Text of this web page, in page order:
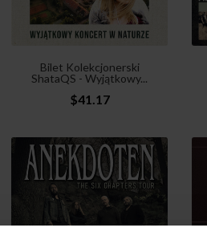
Bilet Kolekcjonerski
ShataQS - Wyjątkowy...
$41.17